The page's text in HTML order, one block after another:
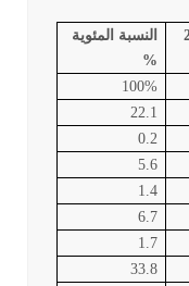
النسبة المئوية
%
100%
22.1
0.2
5.6
1.4
6.7
1.7
33.8